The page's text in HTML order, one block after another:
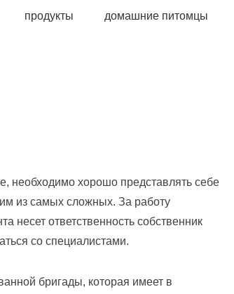
продукты домашние питомцы
необходимо хорошо представлять себе
из самых сложных. За работу
несет ответственность собственник
со специалистами.
бригады, которая имеет в